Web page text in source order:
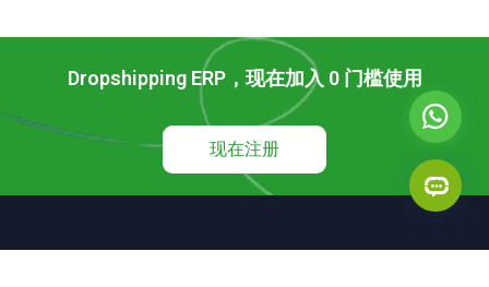
Dropshipping ERP，现在加入 0 门槛使用
现在注册